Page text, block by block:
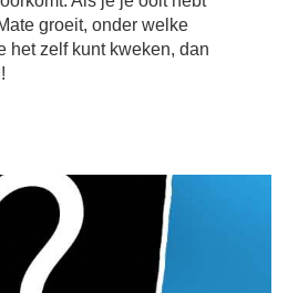
groeit, onder welke
het zelf kunt kweken, dan